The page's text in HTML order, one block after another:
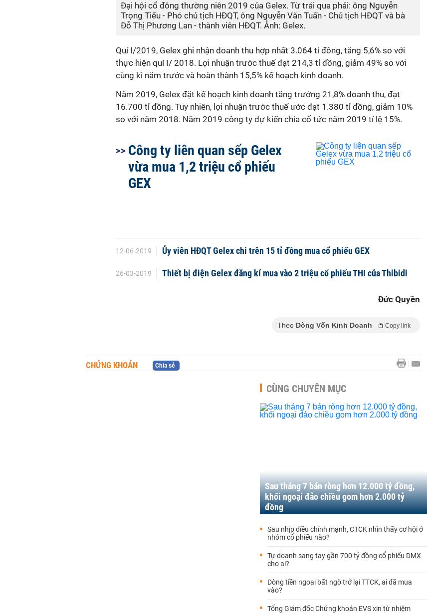
Đại hội cổ đông thường niên 2019 của Gelex. Từ trái qua phải: ông Nguyễn
Trọng Tiếu - Phó chủ tịch HĐQT, ông Nguyễn Văn Tuấn - Chủ tịch HĐQT và bà
Đỗ Thị Phương Lan - thành viên HĐQT. Ảnh: Gelex.
Quí I/2019, Gelex ghi nhận doanh thu hợp nhất 3.064 tỉ đồng, tăng 5,6% so với
thực hiện quí I/ 2018. Lợi nhuận trước thuế đạt 214,3 tỉ đồng, giảm 49% so với
cùng kì năm trước và hoàn thành 15,5% kế hoạch kinh doanh.
Năm 2019, Gelex đặt kế hoạch kinh doanh tăng trưởng 21,8% doanh thu, đạt
16.700 tỉ đồng. Tuy nhiên, lợi nhuận trước thuế ước đạt 1.380 tỉ đồng, giảm 10%
so với năm 2018. Năm 2019 công ty dự kiến chia cổ tức năm 2019 tỉ lệ 15%.
Công ty liên quan sếp Gelex
vừa mua 1,2 triệu cổ phiếu
GEX
12-06-2019 Ủy viên HĐQT Gelex chi trên 15 tỉ đồng mua cổ phiếu GEX
26-03-2019 Thiết bị điện Gelex đăng kí mua vào 2 triệu cổ phiếu THI của Thibidi
Đức Quyền
Theo Dòng Vốn Kinh Doanh Copy link
CHỨNG KHOÁN Chia sẻ
CÙNG CHUYÊN MỤC
Sau tháng 7 bán ròng hơn 12.000 tỷ đồng,
khối ngoại đảo chiều gom hơn 2.000 tỷ
đồng
Sau nhịp điều chỉnh mạnh, CTCK nhìn thấy cơ hội ở
nhóm cổ phiếu nào?
Tự doanh sang tay gần 700 tỷ đồng cổ phiếu DMX
cho ai?
Dòng tiền ngoại bất ngờ trở lại TTCK, ai đã mua
vào?
Tổng Giám đốc Chứng khoán EVS xin từ nhiệm